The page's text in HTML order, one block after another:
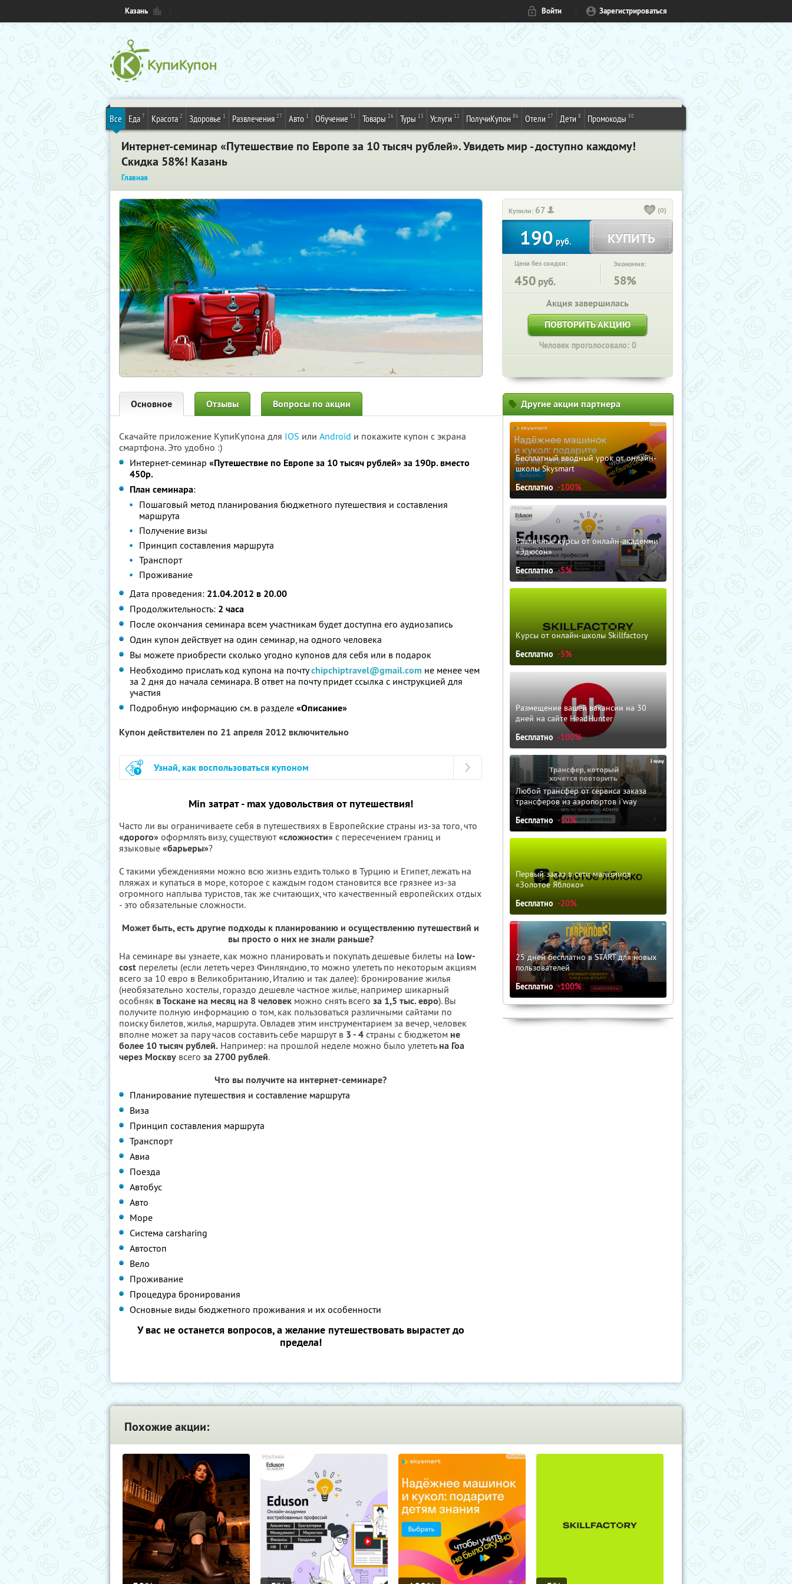
Казань Войти Зарегистрироваться
Все Еда 7 Красота 2 Здоровье 1 Развлечения 27 Авто 1 Обучение 31 Товары 26 Туры 13 Услуги 12 ПолучиКупон 86 Отели 17 Дети 8 Промокоды 50
Интернет-семинар «Путешествие по Европе за 10 тысяч рублей». Увидеть мир - доступно каждому!
Скидка 58%! Казань
Главная
Купили: 67 (0)
190 руб. КУПИТЬ
Цена без скидки:
450 руб.
Экономия:
58%
Акция завершилась
ПОВТОРИТЬ АКЦИЮ
Человек проголосовало: 0
Основное Отзывы Вопросы по акции
Скачайте приложение КупиКупона для IOS или Android и покажите купон с экрана
смартфона. Это удобно :)
Интернет-семинар «Путешествие по Европе за 10 тысяч рублей»за 190р. вместо
450р.
План семинара:
Пошаговый метод планирования бюджетного путешествия и составления
маршрута
Получение визы
Принцип составления маршрута
Транспорт
Проживание
Дата проведения: 21.04.2012 в 20.00
Продолжительность: 2 часа
После окончания семинара всем участникам будет доступна его аудиозапись
Один купон действует на один семинар, на одного человека
Вы можете приобрести сколько угодно купонов для себя или в подарок
Необходимо прислать код купона на почтуchipchiptravel@gmail.com не менее чем
за 2 дня до начала семинара. В ответ на почту придет ссылка с инструкцией для
участия
Подробную информацию см. в разделе «Описание»
Купон действителен по 21 апреля 2012 включительно
Узнай, как воспользоваться купоном
Min затрат - maхудовольствия от путешествия!
Часто ли вы ограничиваете себя в путешествиях в Европейские страны из-за того, что
«дорого» оформлять визу, существуют«сложности» с пересечением границ и
языковые «барьеры»?
С такими убеждениями можно всю жизнь ездить только в Турцию и Египет, лежать на
пляжах и купаться в море, которое с каждым годом становится все грязнее из-за
огромного наплыва туристов, так же считающих, что качественный европейских отдых
- это обязательные сложности.
Может быть, есть другие подходы к планированию и осуществлению путешествий и
вы просто о них не знали раньше?
На семинаре вы узнаете, как можно планировать и покупать дешевые билеты на low-
cost перелеты (если лететь через Финляндию, то можно улететь по некоторым акциям
всего за 10 евро в Великобританию, Италию и так далее): бронирование жилья
(необязательно хостелы, гораздо дешевле частное жилье, например шикарный
особняк в Тоскане на месяц на 8 человек можно снять всего за 1,5 тыс. евро). Вы
получите полную информацию о том, как пользоваться различными сайтами по
поиску билетов, жилья, маршрута. Овладев этим инструментарием за вечер, человек
вполне может за пару часов составить себе маршрут в 3 - 4 страны с бюджетом не
более 10 тысяч рублей. Например: на прошлой неделе можно было улететь на Гоа
через Москву всего за 2700 рублей.
Что вы получите на интернет-семинаре?
Планирование путешествия и составление маршрута
Виза
Принцип составления маршрута
Транспорт
Авиа
Поезда
Автобус
Авто
Море
Система carsharing
Автостоп
Вело
Проживание
Процедура бронирования
Основные виды бюджетного проживания и их особенности
У вас не останется вопросов, а желание путешествовать вырастет до
предела!
Другие акции партнера
Бесплатный вводный урок от онлайн-
школы Skysmart
Бесплатно -100%
Различные курсы от онлайн-академии
«Эдюсон»
Бесплатно -5%
Курсы от онлайн-школы Skillfactory
Бесплатно -5%
Размещение вашей вакансии на 30
дней на сайте HeadHunter
Бесплатно -100%
Любой трансфер от сервиса заказа
трансферов из аэропортов i'way
Бесплатно -10%
Первый заказ в сети магазинов
«Золотое Яблоко»
Бесплатно -20%
25 дней бесплатно в START для новых
пользователей
Бесплатно -100%
Похожие акции: